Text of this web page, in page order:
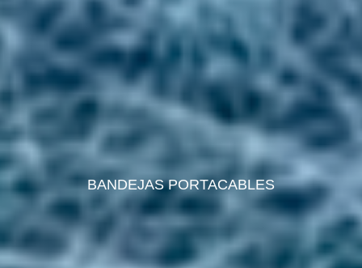
BANDEJAS PORTACABLES